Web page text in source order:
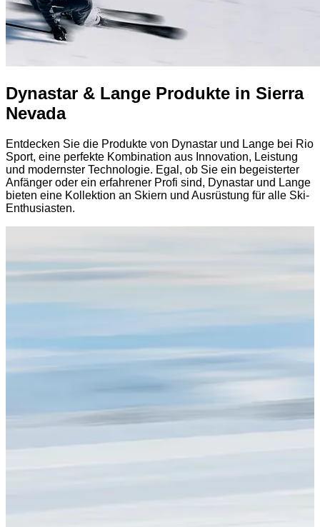
Dynastar & Lange Produkte in Sierra
Nevada
Entdecken Sie die Produkte von Dynastar und Lange bei Rio
Sport, eine perfekte Kombination aus Innovation, Leistung
und modernster Technologie. Egal, ob Sie ein begeisterter
Anfänger oder ein erfahrener Profi sind, Dynastar und Lange
bieten eine Kollektion an Skiern und Ausrüstung für alle Ski-
Enthusiasten.